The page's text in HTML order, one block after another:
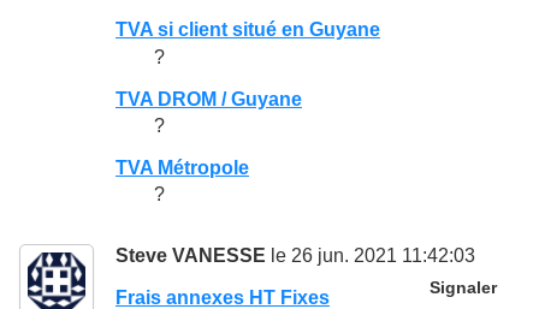
TVA si client situé en Guyane
?
TVA DROM / Guyane
?
TVA Métropole
?
Steve VANESSE le 26 jun. 2021 11:42:03
Signaler
Frais annexes HT Fixes